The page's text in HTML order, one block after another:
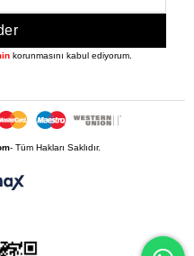
korunmasını kabul ediyorum.
- Tüm Hakları Saklıdır.